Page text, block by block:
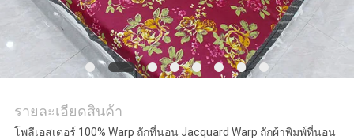
ราคา
แผนผัง
เว็บไซต์
รายละเอียดสินค้า
โพลีเอสเตอร์ 100% Warp ถักที่นอน Jacquard Warp ถักผ้าพิมพ์ที่นอน